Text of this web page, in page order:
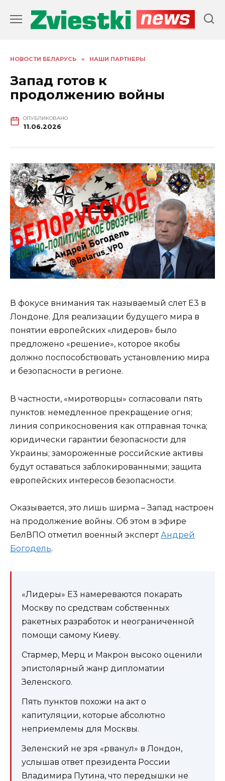
содержанию
НОВОСТИ БЕЛАРУСЬ » НАШИ ПАРТНЕРЫ
Запад готов к
продолжению войны
ОПУБЛИКОВАНО
11.06.2026
В фокусе внимания так называемый слет Е3 в
Лондоне. Для реализации будущего мира в
понятии европейских «лидеров» было
предложено «решение», которое якобы
должно поспособствовать установлению мира
и безопасности в регионе.
В частности, «миротворцы» согласовали пять
пунктов: немедленное прекращение огня;
линия соприкосновения как отправная точка;
юридически гарантии безопасности для
Украины; замороженные российские активы
будут оставаться заблокированными; защита
европейских интересов безопасности.
Оказывается, это лишь ширма – Запад настроен
на продолжение войны. Об этом в эфире
БелВПО отметил военный экспертАндрей
Богодель.
«Лидеры» Е3 намереваются покарать
Москву по средствам собственных
ракетных разработок и неограниченной
помощи самому Киеву.
Стармер, Мерц и Макрон высоко оценили
эпистолярный жанр дипломатии
Зеленского.
Пять пунктов похожи на акт о
капитуляции, которые абсолютно
неприемлемы для Москвы.
Зеленский не зря «рванул» в Лондон,
услышав ответ президента России
Владимира Путина, что передышки не